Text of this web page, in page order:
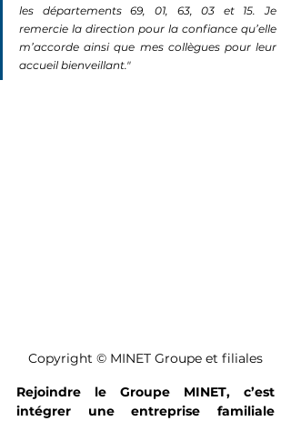
les départements 69, 01, 63, 03 et 15. Je
remercie la direction pour la confiance qu’elle
m’accorde ainsi que mes collègues pour leur
accueil bienveillant."
Copyright © MINET Groupe et filiales
Rejoindre le Groupe MINET, c’est
intégrer une entreprise familiale